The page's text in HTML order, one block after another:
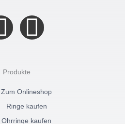
F
c
e
I
t
Produkte
Zum Onlineshop
Ringe kaufen
Ohrringe kaufen